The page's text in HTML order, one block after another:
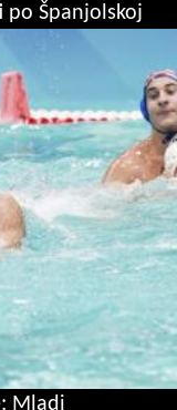
po Španjolskoj
Mladi